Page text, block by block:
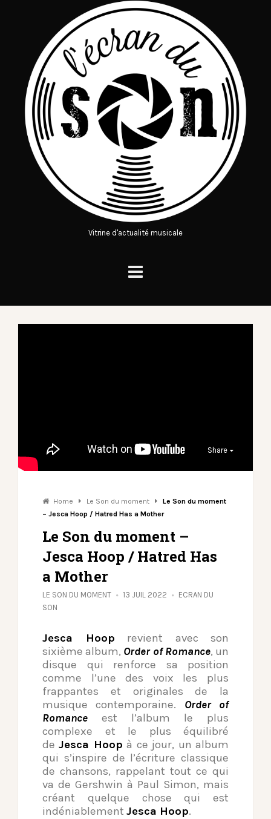
Vitrine d'actualité musicale
Share
Home Le Son du moment
Le Son du moment
– Jesca Hoop / Hatred Has a Mother
Le Son du moment –
Jesca Hoop / Hatred Has
a Mother
LE SON DU MOMENT 13 JUIL 2022
ECRAN DU
SON
Jesca Hoop revient avec son
sixième album, Order of Romance, un
disque qui renforce sa position
comme l’une des voix les plus
frappantes et originales de la
musique contemporaine. Order of
Romance est l’album le plus
complexe et le plus équilibré
deJesca Hoop à ce jour, un album
qui s’inspire de l’écriture classique
de chansons, rappelant tout ce qui
va de Gershwin à Paul Simon, mais
créant quelque chose qui est
indéniablement Jesca Hoop.